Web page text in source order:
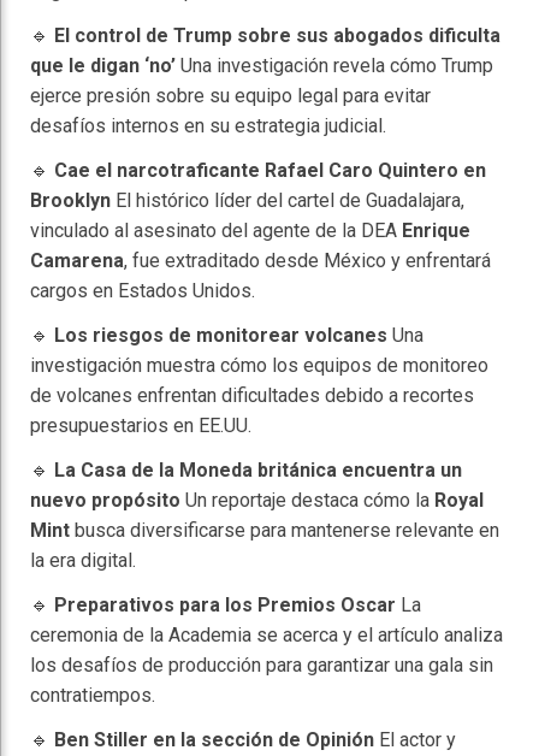
🔹 El control de Trump sobre sus abogados dificulta
que le digan ‘no’ Una investigación revela cómo Trump
ejerce presión sobre su equipo legal para evitar
desafíos internos en su estrategia judicial.
🔹 Cae el narcotraficante Rafael Caro Quintero en
Brooklyn El histórico líder del cartel de Guadalajara,
vinculado al asesinato del agente de la DEA Enrique
Camarena, fue extraditado desde México y enfrentará
cargos en Estados Unidos.
🔹 Los riesgos de monitorear volcanes Una
investigación muestra cómo los equipos de monitoreo
de volcanes enfrentan dificultades debido a recortes
presupuestarios en EE.UU.
🔹 La Casa de la Moneda británica encuentra un
nuevo propósito Un reportaje destaca cómo la Royal
Mint busca diversificarse para mantenerse relevante en
la era digital.
🔹 Preparativos para los Premios Oscar La
ceremonia de la Academia se acerca y el artículo analiza
los desafíos de producción para garantizar una gala sin
contratiempos.
🔹 Ben Stiller en la sección de Opinión El actor y